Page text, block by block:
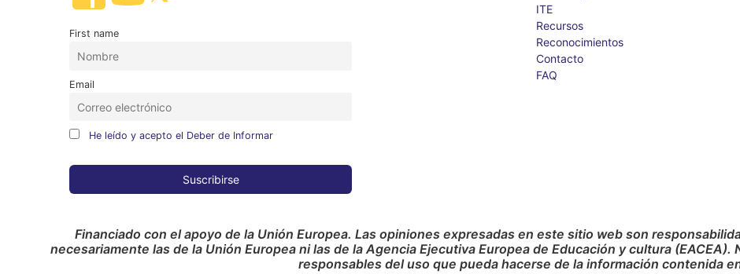
First name
Email
He leído y acepto el Deber de Informar
ITE
Recursos
Reconocimientos
Contacto
FAQ
Financiado con el apoyo de la Unión Europea. Las opiniones expresadas en este sitio web son
necesariamente las de la Unión Europea ni las de la Agencia Ejecutiva Europea de Educación y cultura (EACEA).
responsables del uso que pueda hacerse de la información contenida